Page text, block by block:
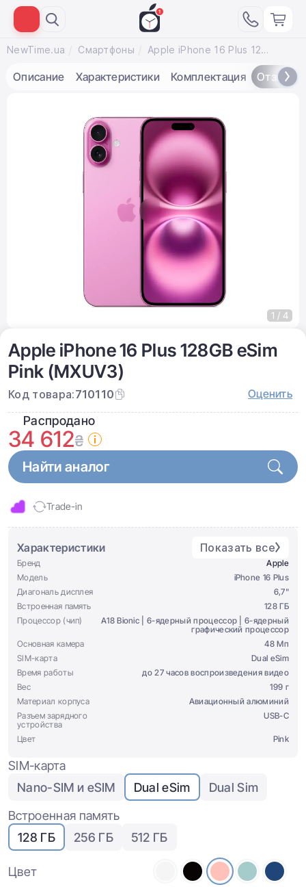
NewTime.ua Смартфоны Apple iPhone 16 Plus 128GB eSim Pink (MXUV3)
Описание Характеристики Комплектация Отзывы
Apple iPhone 16 Plus 128GB eSim
Pink (MXUV3)
Код товара:710110 Оценить
Распродано
34 612₴
Найти аналог
Trade-in
Характеристики Показать все
Бренд
Apple
Модель
iPhone 16 Plus
Диагональ дисплея
6,7"
Встроенная память
128 ГБ
Процессор (чип)
A18 Bionic | 6-ядерный процессор | 6-ядерный
графический процессор
Основная камера
48 Мп
SIM-карта
Dual eSim
Время работы
до 27 часов воспроизведения видео
Вес
199 г
Материал корпуса
Авиационный алюминий
Разъем зарядного
устройства
USB-C
Цвет Pink
SIM-карта
Nano-SIM и eSIM
Dual eSim
Dual Sim
Встроенная память
128 ГБ
256 ГБ 512 ГБ
Цвет
1 / 4